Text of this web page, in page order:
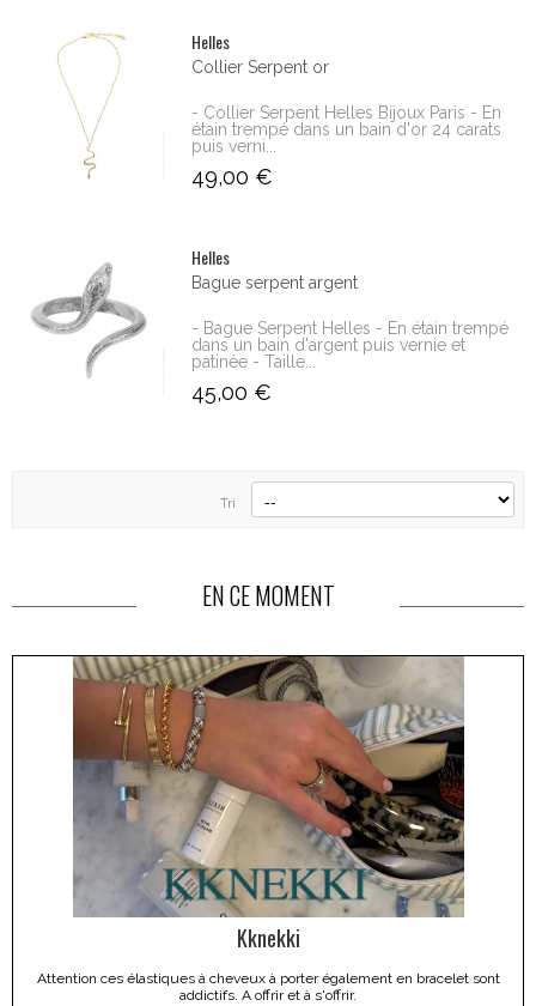
Helles
Collier Serpent or
- Collier Serpent Helles Bijoux Paris - En
étain trempé dans un bain d'or 24 carats
puis verni...
49,00 €
Helles
Bague serpent argent
- Bague Serpent Helles - En étain trempé
dans un bain d'argent puis vernie et
patinée - Taille...
45,00 €
Tri
EN CE MOMENT
Kknekki
Attention ces élastiques à cheveux à porter également en bracelet sont
addictifs. A offrir et à s'offrir.